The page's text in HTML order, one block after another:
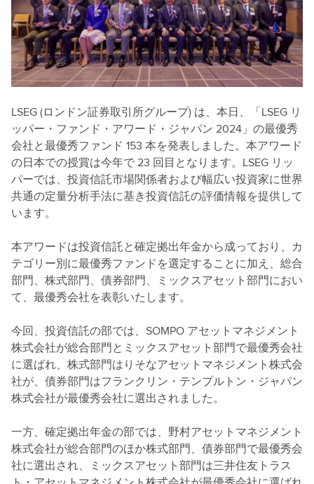
LSEG (ロンドン証券取引所グループ) は、本日、「LSEG リ
ッパー・ファンド・アワード・ジャパン 2024」の最優秀
会社と最優秀ファンド 153 本を発表しました。本アワード
の日本での授賞は今年で 23 回目となります。LSEG リッ
パーでは、投資信託市場関係者および幅広い投資家に世界
共通の定量分析手法に基き投資信託の評価情報を提供して
います。
本アワードは投資信託と確定拠出年金から成っており、カ
テゴリー別に最優秀ファンドを選定することに加え、総合
部門、株式部門、債券部門、ミックスアセット部門におい
て、最優秀会社を表彰いたします。
今回、投資信託の部では、SOMPO アセットマネジメント
株式会社が総合部門とミックスアセット部門で最優秀会社
に選ばれ、株式部門はりそなアセットマネジメント株式会
社が、債券部門はフランクリン・テンプルトン・ジャパン
株式会社が最優秀会社に選出されました。
一方、確定拠出年金の部では、野村アセットマネジメント
株式会社が総合部門のほか株式部門、債券部門で最優秀会
社に選出され、ミックスアセット部門は三井住友トラス